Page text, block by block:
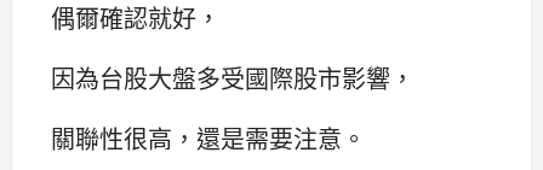
偶爾確認就好，
因為台股大盤多受國際股市影響，
關聯性很高，還是需要注意。